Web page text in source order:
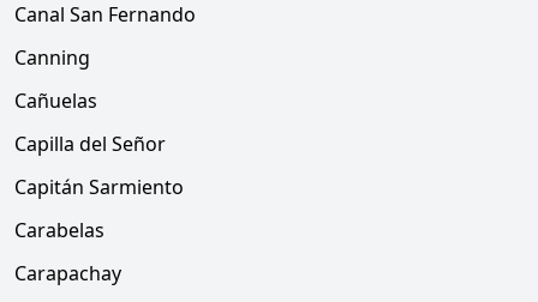
Canal San Fernando
Canning
Cañuelas
Capilla del Señor
Capitán Sarmiento
Carabelas
Carapachay